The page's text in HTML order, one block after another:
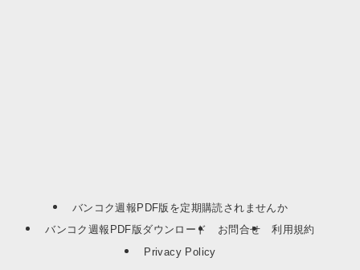
バンコク週報PDF版を定期購読されませんか
バンコク週報PDF版ダウンロード
お問合せ
利用規約
Privacy Policy